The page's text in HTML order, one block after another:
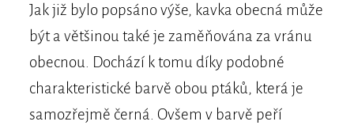
Jak již bylo popsáno výše, kavka obecná může
být a většinou také je zaměňována za vránu
obecnou. Dochází k tomu díky podobné
charakteristické barvě obou ptáků, která je
samozřejmě černá. Ovšem v barvě peří